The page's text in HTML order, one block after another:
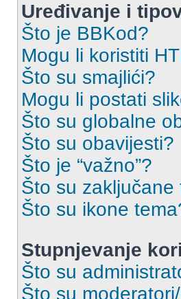
Uređivanje i
Što je BBKod?
Mogu li koristiti
Što su smajlići?
Mogu li postati
Što su globalne
Što su obavijesti?
Što je “važno”?
Što su zaključane
Što su ikone
Stupnjevanje
Što su
Što su